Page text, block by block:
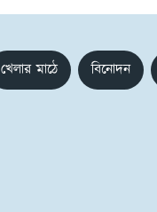
খেলার মাঠে বিনোদন